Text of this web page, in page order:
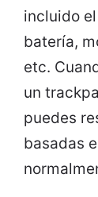
incluido
batería,
etc.
un
puedes
basadas